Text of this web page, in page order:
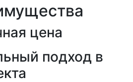
цена
подход в